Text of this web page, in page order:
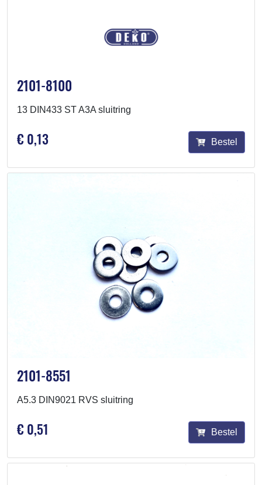
2101-8100
13 DIN433 ST A3A sluitring
€ 0,13 Bestel
2101-8551
A5.3 DIN9021 RVS sluitring
€ 0,51 Bestel